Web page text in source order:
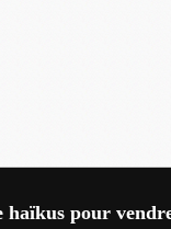
haïkus pour